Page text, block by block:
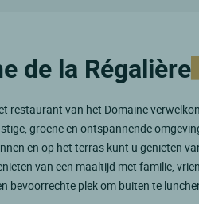
de la Régalière
restaurant van het Domaine
groene en ontspannende
en op het terras kunt u genieten
van een maaltijd met familie,
bevoorrechte plek om buiten te